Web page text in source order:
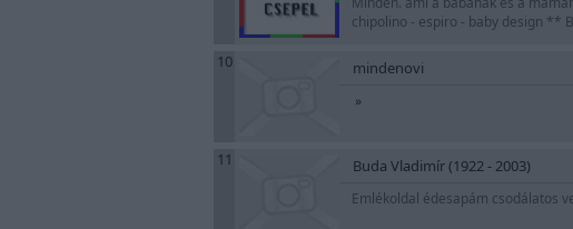
chipolino - espiro - baby design **
10 mindenovi
»
11 Buda Vladimír (1922 - 2003)
Emlékoldal édesapám csodálatos